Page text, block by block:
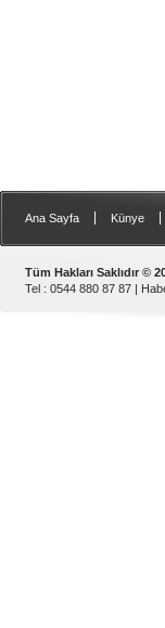
Ana Sayfa Künye
Tüm Hakları Saklıdır ©
Tel : 0544 880 87 87 |